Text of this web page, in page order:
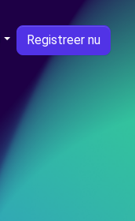
Registreer nu